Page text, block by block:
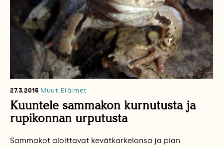
27.3.2015 Muut Eläimet
Kuuntele sammakon kurnutusta ja
rupikonnan urputusta
Sammakot aloittavat kevätkarkelonsa ja pian